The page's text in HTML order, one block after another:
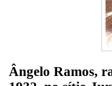
Ângelo Ramos,